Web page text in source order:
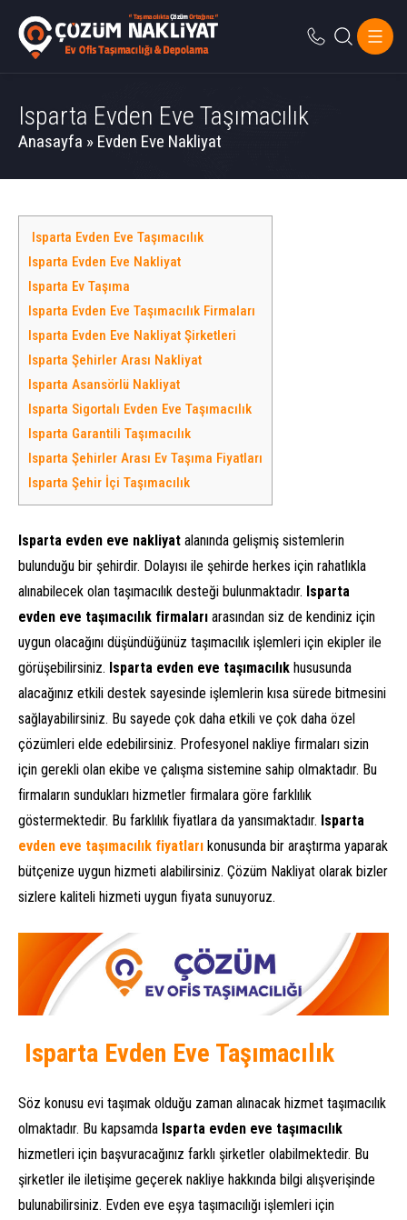
Isparta Evden Eve Taşımacılık
Anasayfa » Evden Eve Nakliyat
Isparta Evden Eve Taşımacılık
Isparta Evden Eve Nakliyat
Isparta Ev Taşıma
Isparta Evden Eve Taşımacılık Firmaları
Isparta Evden Eve Nakliyat Şirketleri
Isparta Şehirler Arası Nakliyat
Isparta Asansörlü Nakliyat
Isparta Sigortalı Evden Eve Taşımacılık
Isparta Garantili Taşımacılık
Isparta Şehirler Arası Ev Taşıma Fiyatları
Isparta Şehir İçi Taşımacılık
Isparta evden eve nakliyat alanında gelişmiş sistemlerin
bulunduğu bir şehirdir. Dolayısı ile şehirde herkes için rahatlıkla
alınabilecek olan taşımacılık desteği bulunmaktadır. Isparta
evden eve taşımacılık firmaları arasından siz de kendiniz için
uygun olacağını düşündüğünüz taşımacılık işlemleri için ekipler ile
görüşebilirsiniz. Isparta evden eve taşımacılık hususunda
alacağınız etkili destek sayesinde işlemlerin kısa sürede bitmesini
sağlayabilirsiniz. Bu sayede çok daha etkili ve çok daha özel
çözümleri elde edebilirsiniz. Profesyonel nakliye firmaları sizin
için gerekli olan ekibe ve çalışma sistemine sahip olmaktadır. Bu
firmaların sundukları hizmetler firmalara göre farklılık
göstermektedir. Bu farklılık fiyatlara da yansımaktadır. Isparta
evden eve taşımacılık fiyatları konusunda bir araştırma yaparak
bütçenize uygun hizmeti alabilirsiniz. Çözüm Nakliyat olarak bizler
sizlere kaliteli hizmeti uygun fiyata sunuyoruz.
Isparta Evden Eve Taşımacılık
Söz konusu evi taşımak olduğu zaman alınacak hizmet taşımacılık
olmaktadır. Bu kapsamda Isparta evden eve taşımacılık
hizmetleri için başvuracağınız farklı şirketler olabilmektedir. Bu
şirketler ile iletişime geçerek nakliye hakkında bilgi alışverişinde
bulunabilirsiniz. Evden eve eşya taşımacılığı işlemleri için